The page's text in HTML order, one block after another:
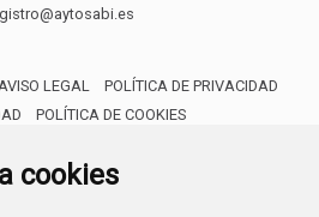
cookies
AVISO LEGAL
POLÍTICA DE PRIVACIDAD
POLÍTICA DE COOKIES